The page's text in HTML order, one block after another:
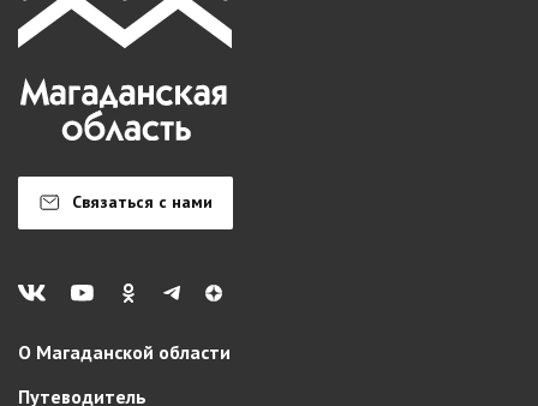
Связаться с нами
О Магаданской области
Путеводитель